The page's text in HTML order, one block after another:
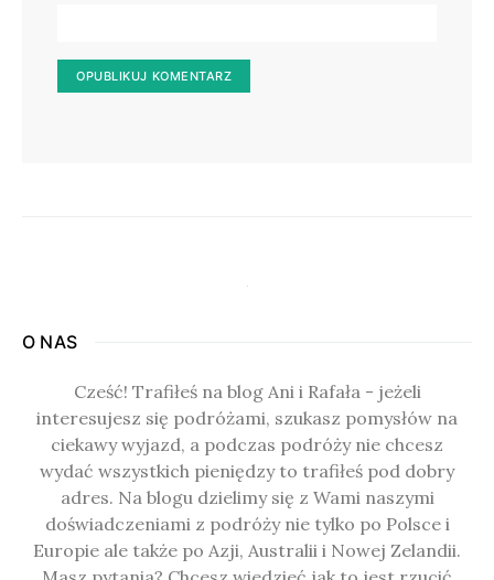
O NAS
Cześć! Trafiłeś na blog Ani i Rafała - jeżeli
interesujesz się podróżami, szukasz pomysłów na
ciekawy wyjazd, a podczas podróży nie chcesz
wydać wszystkich pieniędzy to trafiłeś pod dobry
adres. Na blogu dzielimy się z Wami naszymi
doświadczeniami z podróży nie tylko po Polsce i
Europie ale także po Azji, Australii i Nowej Zelandii.